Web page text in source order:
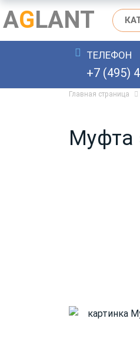
AGLANT
ОСТАВИТЬ ЗАЯВКУТЕЛЕФОН
+7 (495)
Главная страница
Муфта